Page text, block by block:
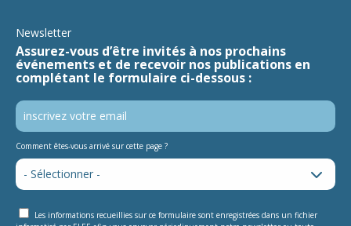
Newsletter
Assurez-vous d’être invités à nos prochains
événements et de recevoir nos publications en
complétant le formulaire ci-dessous :
Comment êtes-vous arrivé sur cette page ?
Les informations recueillies sur ce formulaire sont enregistrées dans un fichier